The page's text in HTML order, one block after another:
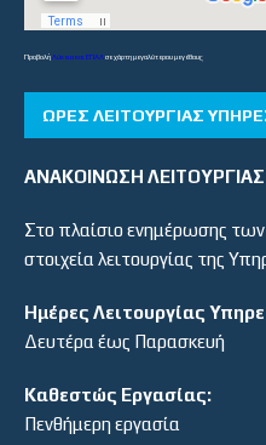
ΠροβολήΛύκεια και ΕΠΑΛσε χάρτη μεγαλύτερου μεγέθους
ΏΡΕΣ ΛΕΙΤΟΥΡΓΊΑΣ
ΑΝΑΚΟΙΝΩΣΗ
Στο πλαίσιο ενημέρωσης
στοιχεία λειτουργίας της
Ημέρες Λειτουργίας
Δευτέρα έως Παρασκευή
Καθεστώς Εργασίας:
Πενθήμερη εργασία